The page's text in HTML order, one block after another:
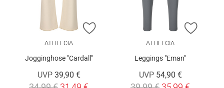
ZUR WUNSCHLISTE HINZUFÜGEN
ATHLECIA
Jogginghose "Cardall"
UVP 39,90 €
ZUR
ATHLECIA
Leggings "Eman"
UVP 54,90 €